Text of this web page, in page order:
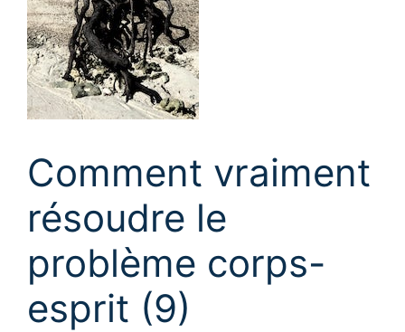
Comment vraiment
résoudre le
problème corps-
esprit (9)